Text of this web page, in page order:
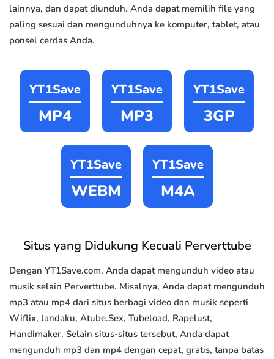
lainnya, dan dapat diunduh. Anda dapat memilih file yang
paling sesuai dan mengunduhnya ke komputer, tablet, atau
ponsel cerdas Anda.
YT1Save
MP4
YT1Save
MP3
YT1Save
3GP
YT1Save
WEBM
YT1Save
M4A
Situs yang Didukung Kecuali Perverttube
Dengan YT1Save.com, Anda dapat mengunduh video atau
musik selain Perverttube. Misalnya, Anda dapat mengunduh
mp3 atau mp4 dari situs berbagi video dan musik seperti
Wiflix, Jandaku, Atube.Sex, Tubeload, Rapelust,
Handimaker. Selain situs-situs tersebut, Anda dapat
mengunduh mp3 dan mp4 dengan cepat, gratis, tanpa batas